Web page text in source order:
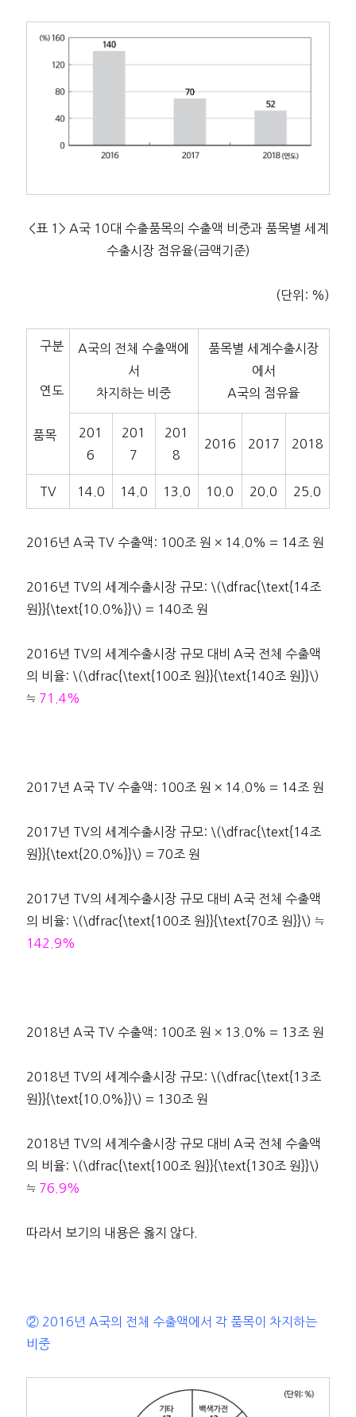
<표 1> A국 10대 수출품목의 수출액 비중과 품목별 세계
수출시장 점유율(금액기준)
(단위: %)
구분
연도
품목
A국의 전체 수출액에
서
차지하는 비중
품목별 세계수출시장
에서
A국의 점유율
201
6
201
7
201
8
2016 2017 2018
TV 14.0 14.0 13.0 10.0 20.0 25.0
2016년 A국 TV 수출액: 100조 원 × 14.0% = 14조 원
2016년 TV의 세계수출시장 규모: \(\dfrac{\text{14조
원}}{\text{10.0%}}\) = 140조 원
2016년 TV의 세계수출시장 규모 대비 A국 전체 수출액
의 비율: \(\dfrac{\text{100조 원}}{\text{140조 원}}\)
≒ 71.4%
2017년 A국 TV 수출액: 100조 원 × 14.0% = 14조 원
2017년 TV의 세계수출시장 규모: \(\dfrac{\text{14조
원}}{\text{20.0%}}\) = 70조 원
2017년 TV의 세계수출시장 규모 대비 A국 전체 수출액
의 비율: \(\dfrac{\text{100조 원}}{\text{70조 원}}\) ≒
142.9%
2018년 A국 TV 수출액: 100조 원 × 13.0% = 13조 원
2018년 TV의 세계수출시장 규모: \(\dfrac{\text{13조
원}}{\text{10.0%}}\) = 130조 원
2018년 TV의 세계수출시장 규모 대비 A국 전체 수출액
의 비율: \(\dfrac{\text{100조 원}}{\text{130조 원}}\)
≒ 76.9%
따라서 보기의 내용은 옳지 않다.
② 2016년 A국의 전체 수출액에서 각 품목이 차지하는
비중